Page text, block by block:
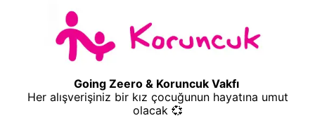
Going Zeero & Koruncuk Vakfı
Her alışverişiniz bir kız çocuğunun hayatına umut
olacak 💞